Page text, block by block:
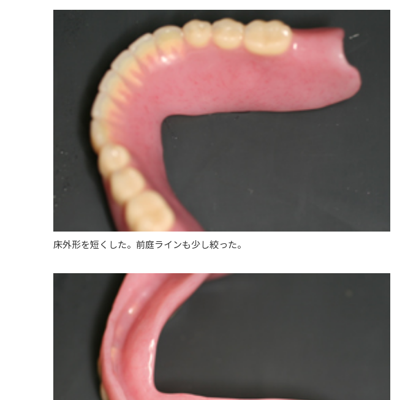
床外形を短くした。前庭ラインも少し絞った。